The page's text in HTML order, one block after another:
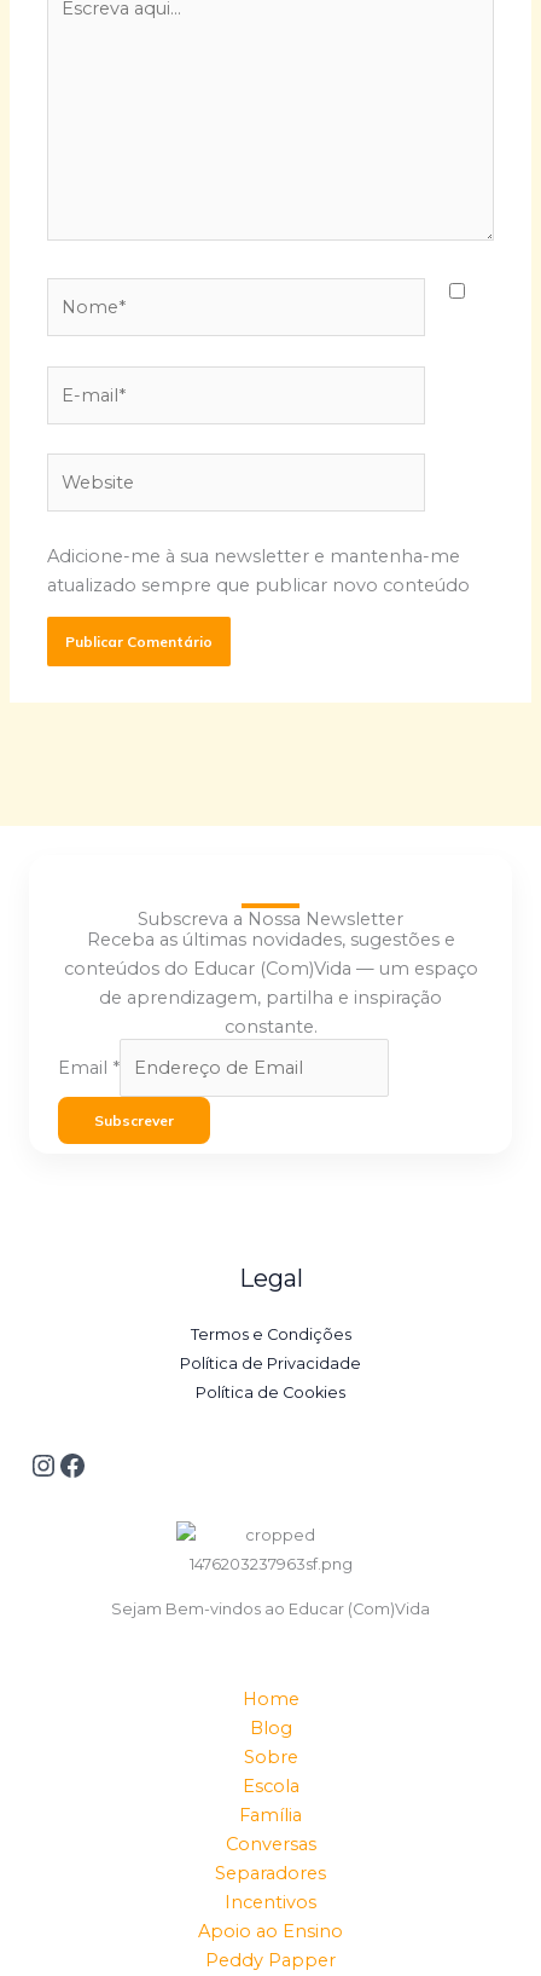
aqui...
mail*
Adicione-me à sua newsletter e mantenha-me
atualizado sempre que publicar novo conteúdo
Subscreva a Nossa Newsletter
Receba as últimas novidades, sugestões e
conteúdos do Educar (Com)Vida — um espaço
de aprendizagem, partilha e inspiração
constante.
Email *
Subscrever
Legal
Termos e Condições
Política de Privacidade
Política de Cookies
Sejam Bem-vindos ao Educar (Com)Vida
Home
Blog
Sobre
Escola
Família
Conversas
Separadores
Incentivos
Apoio ao Ensino
Peddy Papper